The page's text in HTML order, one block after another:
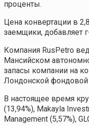
проценты.
Цена конвертации в
заемщики, добавляет
Компания RusPetro
Мансийском
запасы компании на
Лондонской
В настоящее время
(13,94%), Makayla
Management (5,57%),